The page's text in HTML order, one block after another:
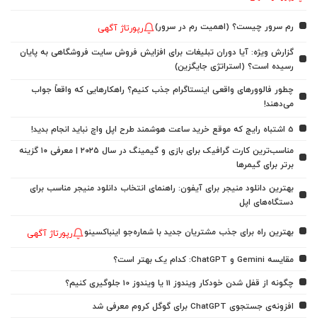
رم سرور چیست؟ (اهمیت رم در سرور) رپورتاژ آگهی
گزارش ویژه: آیا دوران تبلیغات برای افزایش فروش سایت فروشگاهی به پایان
رسیده است؟ (استراتژی جایگزین)
چطور فالوورهای واقعی اینستاگرام جذب کنیم؟ راهکارهایی که واقعاً جواب
می‌دهند!
5 اشتباه رایج که موقع خرید ساعت هوشمند طرح اپل واچ نباید انجام بدید!
مناسب‌ترین کارت گرافیک برای بازی و گیمینگ در سال ۲۰۲۵ | معرفی ۱۰ گزینه
برتر برای گیمرها
بهترین دانلود منیجر برای آیفون: راهنمای انتخاب دانلود منیجر مناسب برای
دستگاه‌های اپل
بهترین راه برای جذب مشتریان جدید با شماره‌جو اینباکسینو رپورتاژ آگهی
مقایسه Gemini و ChatGPT: کدام یک بهتر است؟
چگونه از قفل شدن خودکار ویندوز 11 یا ویندوز 10 جلوگیری کنیم؟
افزونه‌ی جستجوی ChatGPT برای گوگل کروم معرفی شد